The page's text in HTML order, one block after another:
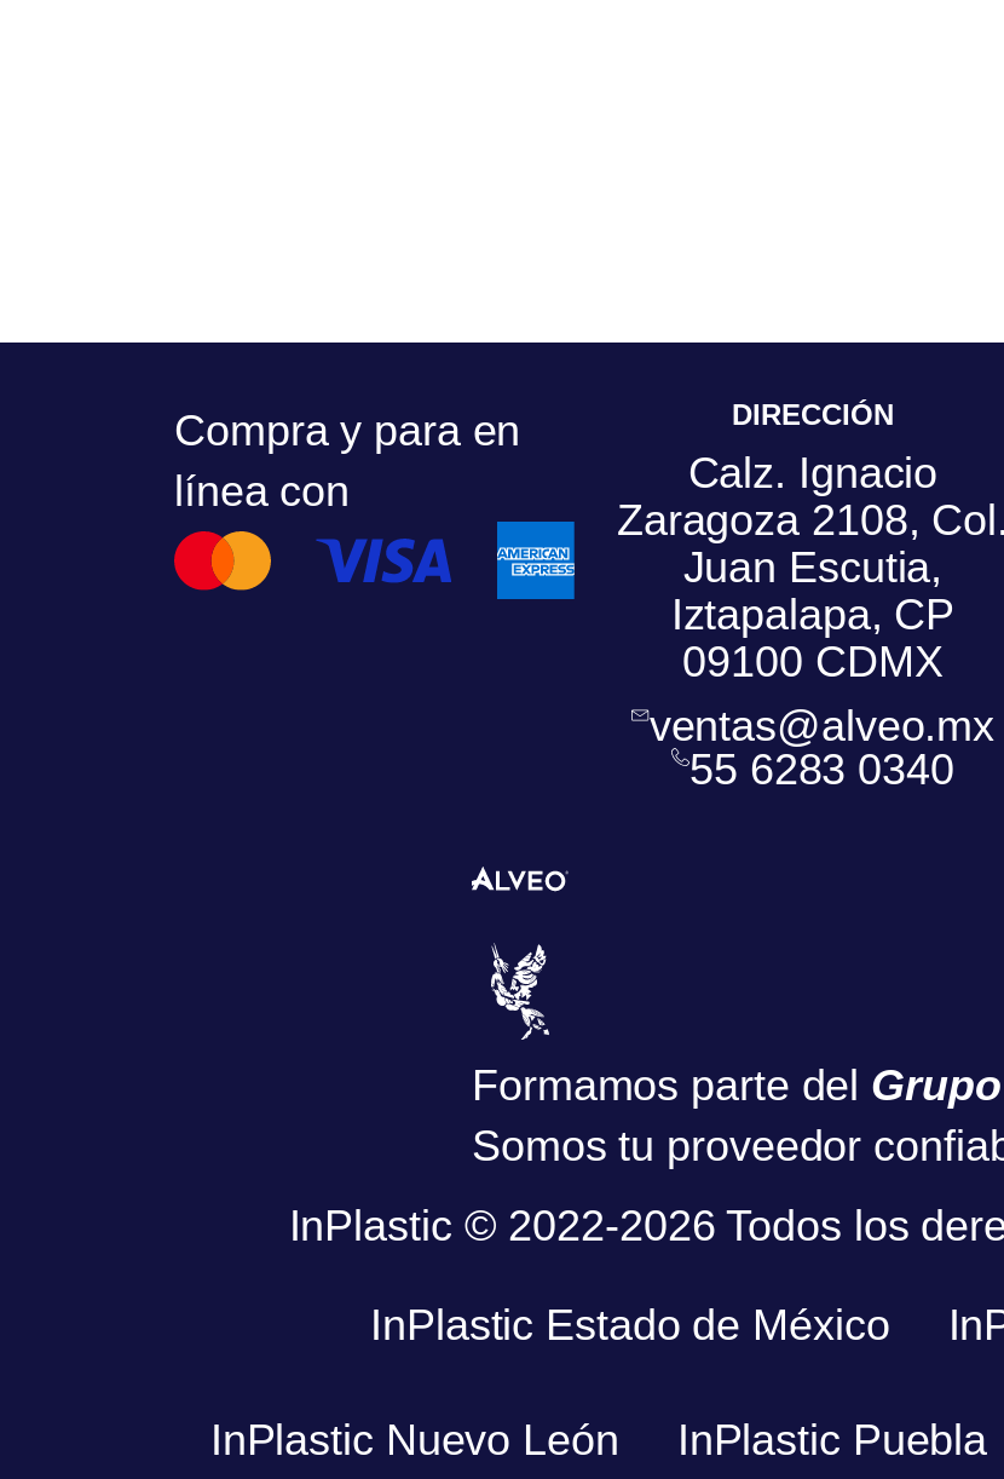
Compra y para en
línea con
DIRECCIÓN
Calz. Ignacio
Zaragoza 2108, Col.
Juan Escutia,
Iztapalapa, CP
09100 CDMX
ventas@alveo.mx
55 6283 0340
Formamos parte del
Somos tu proveedor
InPlastic © 2022-2026 Todos los
InPlastic Estado de México
InPlastic Nuevo León InPlastic Puebla